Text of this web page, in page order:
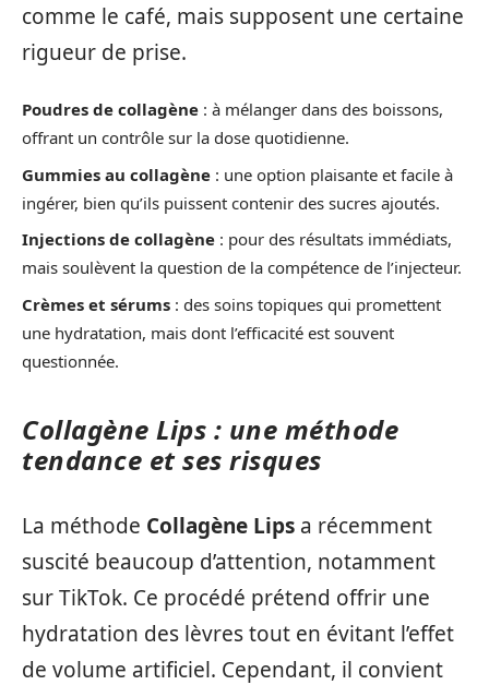
comme le café, mais supposent une certaine
rigueur de prise.
Poudres de collagène : à mélanger dans des boissons,
offrant un contrôle sur la dose quotidienne.
Gummies au collagène : une option plaisante et facile à
ingérer, bien qu’ils puissent contenir des sucres ajoutés.
Injections de collagène : pour des résultats immédiats,
mais soulèvent la question de la compétence de l’injecteur.
Crèmes et sérums : des soins topiques qui promettent
une hydratation, mais dont l’efficacité est souvent
questionnée.
Collagène Lips : une méthode
tendance et ses risques
La méthode Collagène Lips a récemment
suscité beaucoup d’attention, notamment
sur TikTok. Ce procédé prétend offrir une
hydratation des lèvres tout en évitant l’effet
de volume artificiel. Cependant, il convient